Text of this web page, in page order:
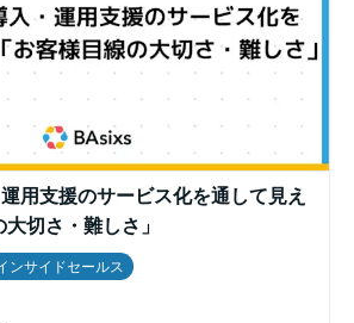
用支援のサービス化を通して見え
切さ・難しさ」
ンサイドセールス